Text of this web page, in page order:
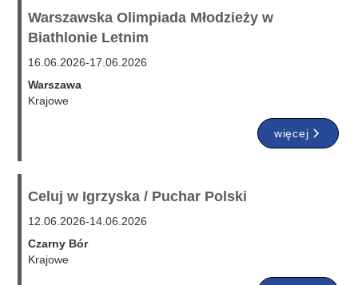
Warszawska Olimpiada Młodzieży w
Biathlonie Letnim
16.06.2026-17.06.2026
Warszawa
Krajowe
więcej
Celuj w Igrzyska / Puchar Polski
12.06.2026-14.06.2026
Czarny Bór
Krajowe